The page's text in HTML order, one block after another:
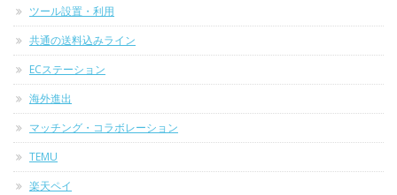
ツール設置・利用
共通の送料込みライン
ECステーション
海外進出
マッチング・コラボレーション
TEMU
楽天ペイ